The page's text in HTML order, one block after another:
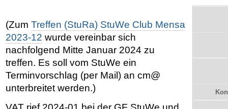
(Zum Treffen (StuRa) StuWe Club Mensa
2023-12 wurde vereinbar sich
nachfolgend Mitte Januar 2024 zu
treffen. Es soll vom StuWe ein
Terminvorschlag (per Mail) an cm@
unterbreitet werden.)